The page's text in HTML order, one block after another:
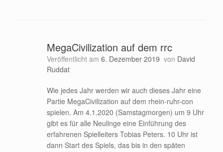
MegaCivilization auf dem rrc
Veröffentlicht am 6. Dezember 2019 von David
Ruddat
Wie jedes Jahr werden wir auch dieses Jahr eine
Partie MegaCivilization auf dem rhein-ruhr-con
spielen. Am 4.1.2020 (Samstagmorgen) um 9 Uhr
gibt es für alle Neulinge eine Einführung des
erfahrenen Spielleiters Tobias Peters. 10 Uhr ist
dann Start des Spiels, das bis in den späten